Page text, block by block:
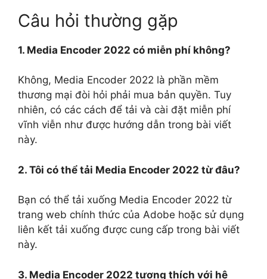
Câu hỏi thường gặp
1. Media Encoder 2022 có miễn phí không?
Không, Media Encoder 2022 là phần mềm
thương mại đòi hỏi phải mua bản quyền. Tuy
nhiên, có các cách để tải và cài đặt miễn phí
vĩnh viễn như được hướng dẫn trong bài viết
này.
2. Tôi có thể tải Media Encoder 2022 từ đâu?
Bạn có thể tải xuống Media Encoder 2022 từ
trang web chính thức của Adobe hoặc sử dụng
liên kết tải xuống được cung cấp trong bài viết
này.
3. Media Encoder 2022 tương thích với hệ